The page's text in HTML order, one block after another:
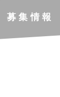
募集情報